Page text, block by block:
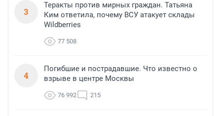
3
Теракты против мирных граждан. Татьяна
Ким ответила, почему ВСУ атакует склады
Wildberries
77 508
4
Погибшие и пострадавшие. Что известно о
взрыве в центре Москвы
76 992 215